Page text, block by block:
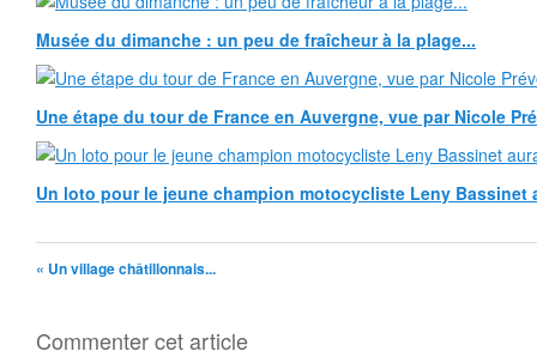
Musée du dimanche : un peu de fraîcheur à la plage...
Une étape du tour de France en Auvergne, vue par Nicole
Un loto pour le jeune champion motocycliste Leny Bassinet
« Un village châtillonnais...
Commenter cet article